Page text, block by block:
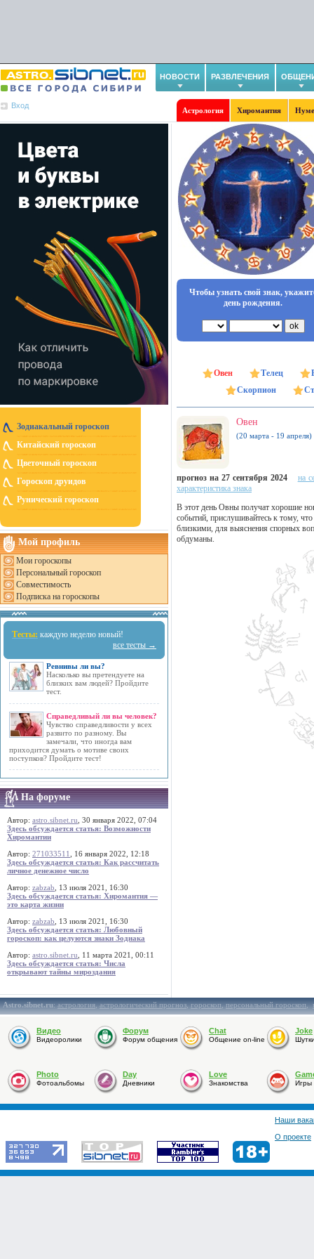
НОВОСТИ РАЗВЛЕЧЕНИЯ
Вход
Астрология Хиромантия
Зодиакальный гороскоп
Китайский гороскоп
Цветочный гороскоп
Гороскоп друидов
Рунический гороскоп
Мой профиль
Мои гороскопы
Персональный гороскоп
Совместимость
Подписка на гороскопы
Тесты: каждую неделю новый!
все тесты →
Ревнивы ли вы?
Насколько вы претендуете на
близких вам людей? Пройдите
тест.
Справедливый ли вы человек?
Чувство справедливости у всех
развито по разному. Вы
замечали, что иногда вам
приходится думать о мотиве своих
поступков? Пройдите тест!
На форуме
Автор: astro.sibnet.ru , 30 января 2022, 07:04
Здесь обсуждается статья: Возможности
Хиромантии
Автор: 271033511
, 16 января 2022, 12:18
Здесь обсуждается статья: Как рассчитать
личное денежное число
Автор: zabzab , 13 июля 2021, 16:30
Здесь обсуждается статья: Хиромантия —
это карта жизни
Автор: zabzab , 13 июля 2021, 16:30
Здесь обсуждается статья: Любовный
гороскоп: как целуются знаки Зодиака
Автор: astro.sibnet.ru , 11 марта 2021, 00:11
Здесь обсуждается статья: Числа
открывают тайны мироздания
Чтобы узнать свой знак,
день рождения.
Овен Телец
Скорпион
Овен
(20 марта - 19 апреля)
прогноз на 27 сентября 2024
на
характеристика знака
В этот день Овны получат хорошие
событий, прислушивайтесь к тому,
близкими, для выяснения спорных
обдуманы.
Astro.sibnet.ru:астрология,астрологический прогноз,гороскоп,персональный гороскоп,
Видео
Видеоролики
Форум
Форум общения
Chat
Общение on-line
Joke
Photo
Фотоальбомы
Day
Дневники
Love
Знакомства Игры
Наши
О проекте